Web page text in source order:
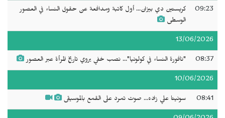
09:23
كريستين دي بيزان... أول كاتبة ومدافعة عن حقوق النساء في العصور
الوسطى
13/06/2026
08:37 "نافورة النساء في كولونيا"... نصب خفي يروي تاريخ المرأة عبر العصور
10/06/2026
08:41 سونيتا علي زاده... صوت تمرد على القمع بالموسيقى